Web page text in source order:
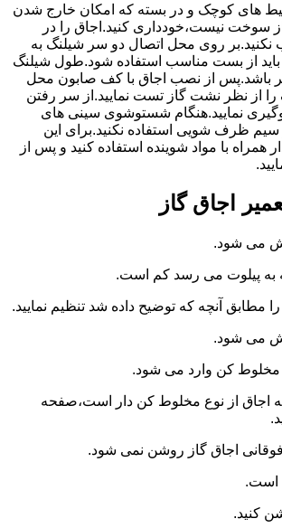
های کوچک و در بسته که امکان خارج شدن
سوخت نیست،خودداری کنید.اجاق را در
روی محل اتصال دو سر شیلنگ به
از بست مناسب استفاده شود.طول شیلنگ
متر بیشتر باشد.پس از نصب اجاق با کف صابون محل
از نظر نشت گاز تست نمایید.از سر رفتن
نمایید.هنگام شستوشوی سینی های
ظرف شویی استفاده نکنید.برای این
همراه با مواد شوینده استفاده کنید و پس از
اجاق گاز
به پیلوت می رسد کم است.
مطابق آنچه که توضیح داده شد تنظیم نمایید.
مخلوط کن وارد می شود.
اجاق از نوع مخلوط کن دار است،صفحه
است.
کنید.